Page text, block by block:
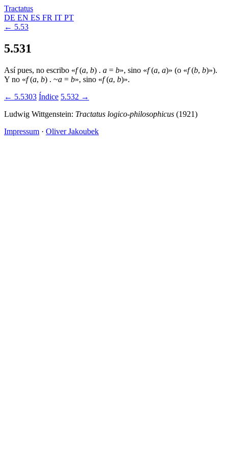
Tractatus
DE EN ES FR IT PT
← 5.53
5.531
Así pues, no escribo «f(a, b) . a = b», sino «f(a, a)» (o «f(b, b)»).
Y no «f(a, b) . ~a = b», sino «f(a, b)».
← 5.5303 Índice 5.532 →
Ludwig Wittgenstein: Tractatus logico-philosophicus (1921)
Impressum · Oliver Jakoubek